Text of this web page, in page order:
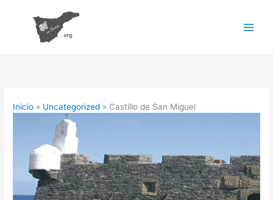
contenido
Inicio Uncategorized Castillo de San Miguel